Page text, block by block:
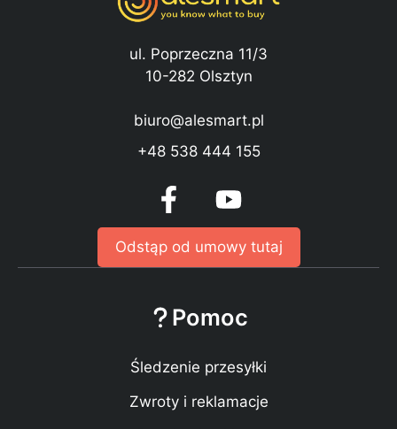
ul. Poprzeczna 11/3
10-282 Olsztyn
biuro@alesmart.pl
+48 538 444 155
Odstąp od umowy tutaj
Pomoc
Śledzenie przesyłki
Zwroty i reklamacje